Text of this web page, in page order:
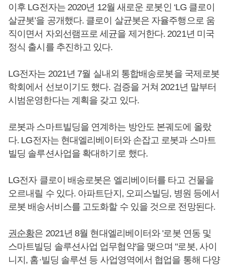
이후 LG전자는 2020년 12월 새로운 로봇인 ‘LG 클로이
살균봇’을 공개했다. 클로이 살균봇은 자율주행으로 움
직이면서 자외선램프로 세균을 제거한다. 2021년 미국
정식 출시를 추진하고 있다.
LG전자는 2021년 7월 실내외 통합배송로봇을 국제로봇
학회에서 선보이기도 했다. 검증을 거쳐 2021년 말부터
시범운영한다는 계획을 갖고 있다.
로봇과 스마트빌딩을 연계하는 방안도 본궤도에 올랐
다. LG전자는 현대엘리베이터와 손잡고 로봇과 스마트
빌딩 솔루션사업을 확대하기로 했다.
LG전자 클로이 배송로봇은 엘리베이터를 타고 건물을
오르내릴 수 있다. 아파트단지, 오피스빌딩, 병원 등에서
로봇 배송서비스를 고도화할 수 있을 것으로 전망된다.
권순황은 2021년 8월 현대엘리베이터와 '로봇 연동 및
스마트빌딩 솔루션사업 업무협약'을 맺으며 "로봇, 사이
니지, 홈·빌딩 솔루션 등 사업영역에서 협업을 통해 다양